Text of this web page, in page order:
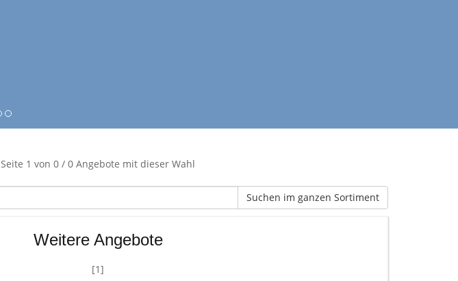
Seite 1 von 0 / 0 Angebote mit dieser Wahl
Suchen im ganzen Sortiment
Weitere Angebote
[1]